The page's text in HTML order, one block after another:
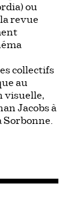
ou
revue
collectifs
au
visuelle,
Jacobs à
: